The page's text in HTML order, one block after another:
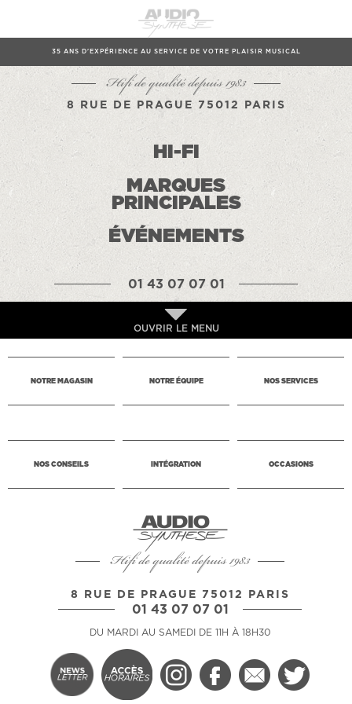
35 ANS D'EXPÉRIENCE AU SERVICE DE VOTRE PLAISIR MUSICAL
Hifi de qualité depuis 1983
8 RUE DE PRAGUE 75012 PARIS
HI-FI
MARQUES
PRINCIPALES
ÉVÉNEMENTS
01 43 07 07 01
OUVRIR LE MENU
NOTRE MAGASIN NOTRE ÉQUIPE NOS SERVICES
NOS CONSEILS INTÉGRATION OCCASIONS
Hifi de qualité depuis 1983
8 RUE DE PRAGUE 75012 PARIS
01 43 07 07 01
DU MARDI AU SAMEDI DE 11H À 18H30